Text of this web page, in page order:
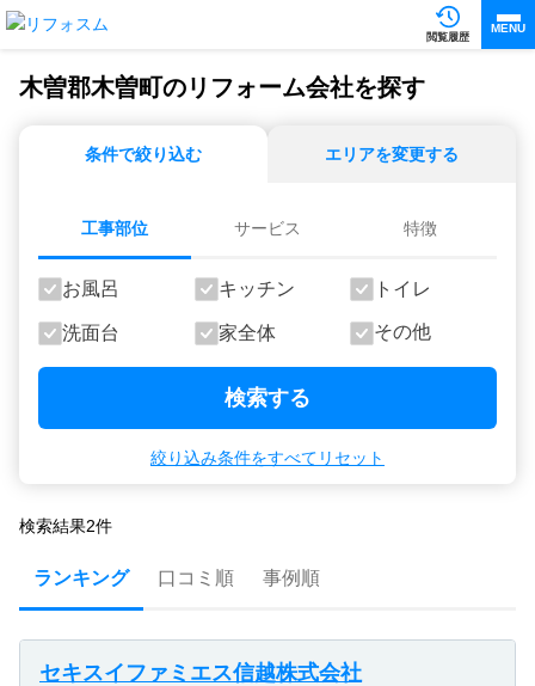
閲覧履歴
MENU
木曽郡木曽町のリフォーム会社を探す
条件で絞り込む エリアを変更する
工事部位 サービス 特徴
お風呂 キッチン トイレ
洗面台 家全体 その他
検索する
絞り込み条件をすべてリセット
検索結果2件
ランキング 口コミ順 事例順
セキスイファミエス信越株式会社